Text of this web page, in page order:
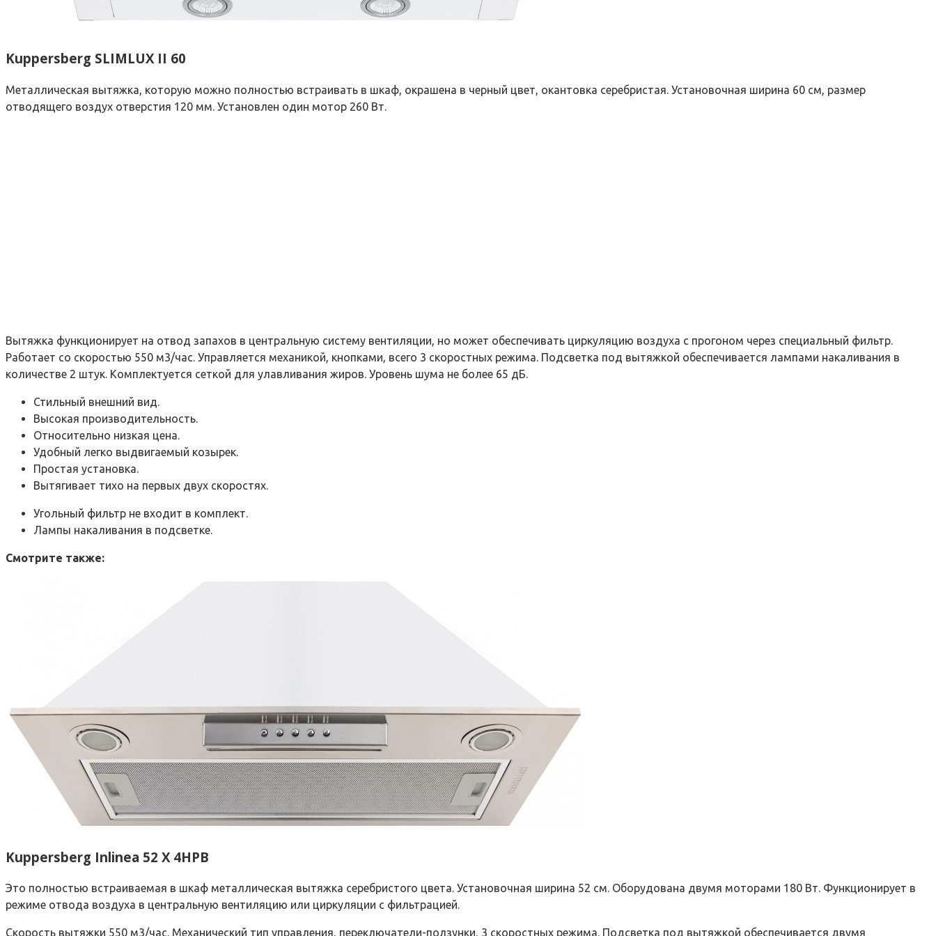
Kuppersberg SLIMLUX II 60
Металлическая вытяжка, которую можно полностью встраивать в шкаф, окрашена в черный цвет, окантовка серебристая. Установочная ширина 60 см, размер
отводящего воздух отверстия 120 мм. Установлен один мотор 260 Вт.
Вытяжка функционирует на отвод запахов в центральную систему вентиляции, но может обеспечивать циркуляцию воздуха с прогоном через специальный фильтр.
Работает со скоростью 550 м3/час. Управляется механикой, кнопками, всего 3 скоростных режима. Подсветка под вытяжкой обеспечивается лампами накаливания в
количестве 2 штук. Комплектуется сеткой для улавливания жиров. Уровень шума не более 65 дБ.
Стильный внешний вид.
Высокая производительность.
Относительно низкая цена.
Удобный легко выдвигаемый козырек.
Простая установка.
Вытягивает тихо на первых двух скоростях.
Угольный фильтр не входит в комплект.
Лампы накаливания в подсветке.
Смотрите также:
Kuppersberg Inlinea 52 X 4HPB
Это полностью встраиваемая в шкаф металлическая вытяжка серебристого цвета. Установочная ширина 52 см. Оборудована двумя моторами 180 Вт. Функционирует в
режиме отвода воздуха в центральную вентиляцию или циркуляции с фильтрацией.
Скорость вытяжки 550 м3/час. Механический тип управления, переключатели-ползунки, 3 скоростных режима. Подсветка под вытяжкой обеспечивается двумя